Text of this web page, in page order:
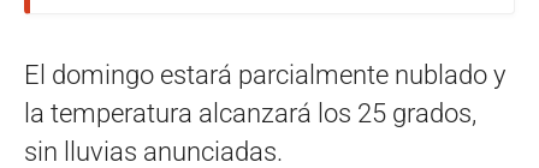
El domingo estará parcialmente nublado y
la temperatura alcanzará los 25 grados,
sin lluvias anunciadas.